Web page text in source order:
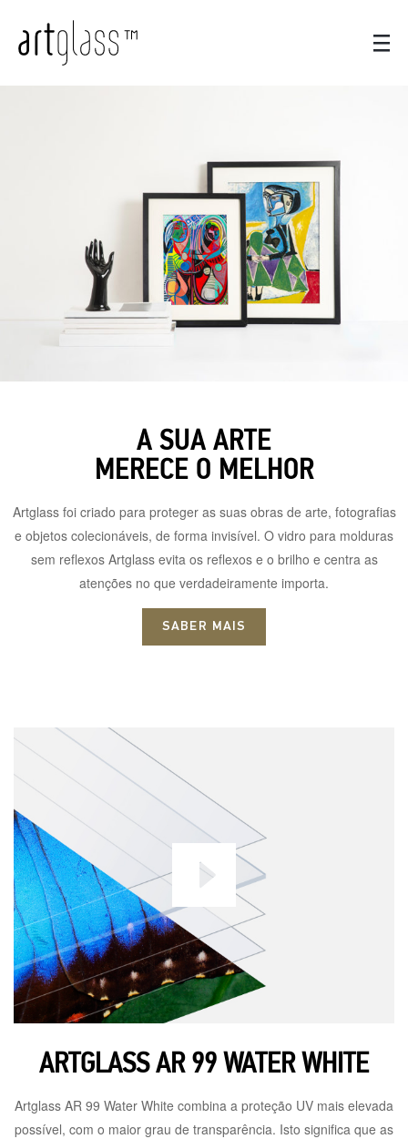
A SUA ARTE
MERECE O MELHOR
Artglass foi criado para proteger as suas obras de arte, fotografias
e objetos colecionáveis, de forma invisível. O vidro para molduras
sem reflexos Artglass evita os reflexos e o brilho e centra as
atenções no que verdadeiramente importa.
SABER MAIS
ARTGLASS AR 99 WATER WHITE
Artglass AR 99 Water White combina a proteção UV mais elevada
possível, com o maior grau de transparência. Isto significa que as